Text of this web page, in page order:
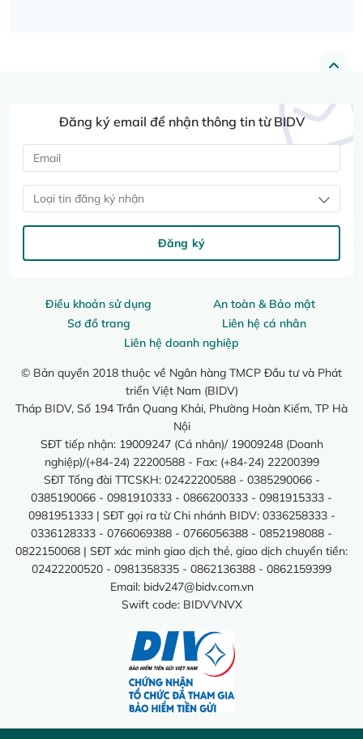
Điều khoản sử dụng
An toàn & Bảo mật
Sơ đồ trang
Liên hệ cá nhân
Liên hệ doanh nghiệp
© Bản quyền 2018 thuộc về Ngân hàng TMCP Đầu tư và Phát
triển Việt Nam (BIDV)
Tháp BIDV, Số 194 Trần Quang Khải, Phường Hoàn Kiếm, TP Hà
Nội
SĐT tiếp nhận: 19009247 (Cá nhân)/ 19009248 (Doanh
nghiệp)/(+84-24) 22200588 - Fax: (+84-24) 22200399
SĐT Tổng đài TTCSKH: 02422200588 - 0385290066 -
0385190066 - 0981910333 - 0866200333 - 0981915333 -
0981951333 | SĐT gọi ra từ Chi nhánh BIDV: 0336258333 -
0336128333 - 0766069388 - 0766056388 - 0852198088 -
0822150068 | SĐT xác minh giao dịch thẻ, giao dịch chuyển tiền:
02422200520 - 0981358335 - 0862136388 - 0862159399
Email: bidv247@bidv.com.vn
Swift code: BIDVVNVX
Đăng ký email để nhận thông tin từ BIDV
Loại tin đăng ký nhận
Đăng ký